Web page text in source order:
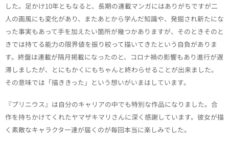
した。足かけ10年ともなると、長期の連載マンガにはありがちですが二
人の画風にも変化があり、またあとから学んだ知識や、発掘され新たにな
った事実もあって手を加えたい箇所が幾つかありますが、そのときそのと
きでは持てる能力の限界値を振り絞って描いてきたという自負がありま
す。終盤は連載が隔月掲載になったのと、コロナ禍の影響もあり進行が遅
滞しましたが、とにもかくにもちゃんと終わらせることが出来ました。
その意味では「描ききった」という想いがいまはしています。
『プリニウス』は自分のキャリアの中でも特別な作品になりました。合
作を持ちかけてくれたヤマザキマリさんに深く感謝しています。彼女が描
く素敵なキャラクター達が届くのが毎回本当に楽しみでした。